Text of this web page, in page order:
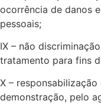
ocorrência de danos
pessoais;
IX – não
tratamento para fins
X –
demonstração, pelo